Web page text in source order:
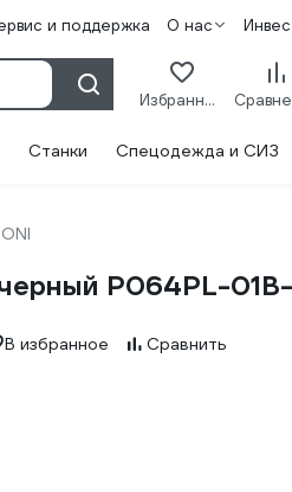
и поддержка О нас
Избранное
Станки Спецодежда и СИЗ
P064PL-01B-
В избранное Сравнить